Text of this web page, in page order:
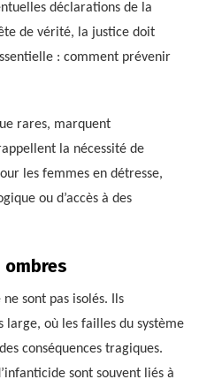
déclarations de la
de vérité, la justice doit
: comment prévenir
rares, marquent
la nécessité de
les femmes en détresse,
ou d’accès à des
ombres
sont pas isolés. Ils
large, où les failles du système
conséquences tragiques.
sont souvent liés à